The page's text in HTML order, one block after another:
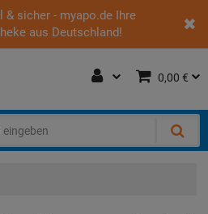
& sicher - myapo.de Ihre
aus Deutschland!
0,00 €